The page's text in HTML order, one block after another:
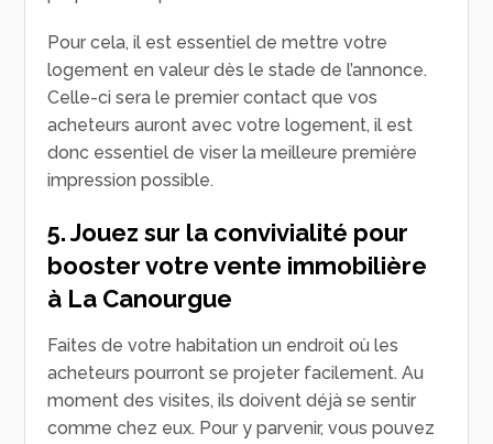
Pour cela, il est essentiel de mettre votre
logement en valeur dès le stade de l’annonce.
Celle-ci sera le premier contact que vos
acheteurs auront avec votre logement, il est
donc essentiel de viser la meilleure première
impression possible.
5. Jouez sur la convivialité pour
booster votre vente immobilière
à La Canourgue
Faites de votre habitation un endroit où les
acheteurs pourront se projeter facilement. Au
moment des visites, ils doivent déjà se sentir
comme chez eux. Pour y parvenir, vous pouvez